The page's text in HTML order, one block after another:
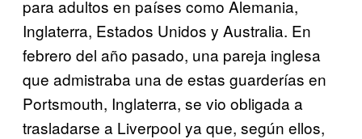
para adultos en países como Alemania,
Inglaterra, Estados Unidos y Australia. En
febrero del año pasado, una pareja inglesa
que admistraba una de estas guarderías en
Portsmouth, Inglaterra, se vio obligada a
trasladarse a Liverpool ya que, según ellos,